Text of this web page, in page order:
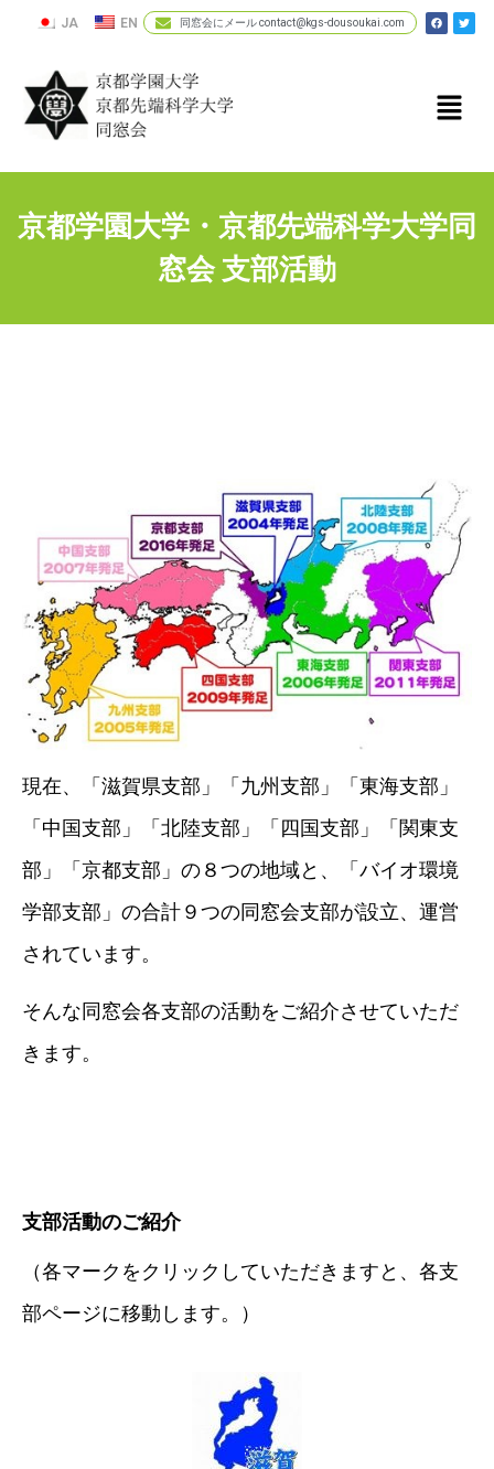
JA EN 同窓会にメール contact@kgs-dousoukai.com
京都学園大学・京都先端科学大学同
窓会 支部活動
現在、「滋賀県支部」「九州支部」「東海支部」
「中国支部」「北陸支部」「四国支部」「関東支
部」「京都支部」の８つの地域と、「バイオ環境
学部支部」の合計９つの同窓会支部が設立、運営
されています。
そんな同窓会各支部の活動をご紹介させていただ
きます。
支部活動のご紹介
（各マークをクリックしていただきますと、各支
部ページに移動します。）